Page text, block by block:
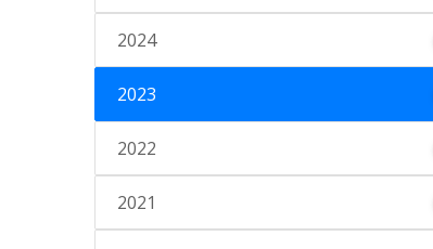
2024
2023
2022
2021